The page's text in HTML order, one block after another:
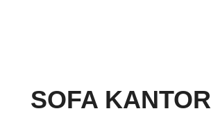
SOFA KANTOR